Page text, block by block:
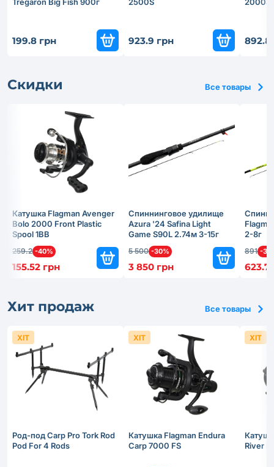
199.8 грн 923.9 грн 892.8
Скидки Все товары
Катушка Flagman Avenger
Bolo 2000 Front Plastic
Spool 1BB
259.2 -40%
155.52 грн
Спиннинговое удилище
Azura '24 Safina Light
Game S90L 2.74м 3-15г
5 500 -30%
3 850 грн
2-8г
891 -
623.7
Хит продаж Все товары
Род-под Carp Pro Tork Rod
Pod For 4 Rods
ХІТ
Катушка Flagman Endura
Carp 7000 FS
ХІТ
River
ХІТ